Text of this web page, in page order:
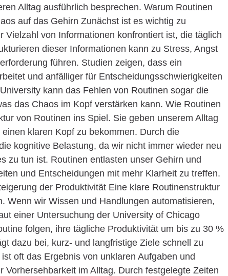
Alltag ausführlich besprechen. Warum Routinen
auf das Gehirn Zunächst ist es wichtig zu
Vielzahl von Informationen konfrontiert ist, die täglich
dieser Informationen kann zu Stress, Angst
führen. Studien zeigen, dass ein
und anfälliger für Entscheidungsschwierigkeiten
kann das Fehlen von Routinen sogar die
das Chaos im Kopf verstärken kann. Wie Routinen
von Routinen ins Spiel. Sie geben unserem Alltag
klaren Kopf zu bekommen. Durch die
kognitive Belastung, da wir nicht immer wieder neu
zu tun ist. Routinen entlasten unser Gehirn und
und Entscheidungen mit mehr Klarheit zu treffen.
der Produktivität Eine klare Routinenstruktur
Wenn wir Wissen und Handlungen automatisieren,
einer Untersuchung der University of Chicago
folgen, ihre tägliche Produktivität um bis zu 30 %
dazu bei, kurz- und langfristige Ziele schnell zu
oft das Ergebnis von unklaren Aufgaben und
Vorhersehbarkeit im Alltag. Durch festgelegte Zeiten